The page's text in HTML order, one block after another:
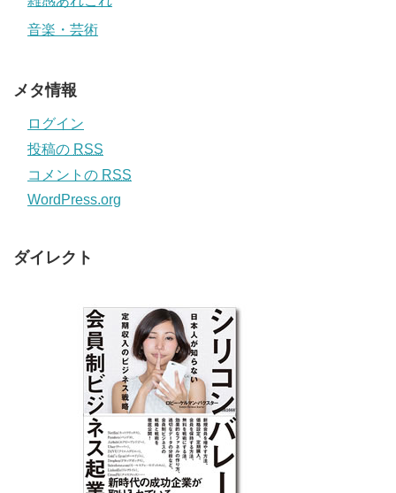
音楽・芸術
メタ情報
ログイン
投稿の RSS
コメントの RSS
WordPress.org
ダイレクト